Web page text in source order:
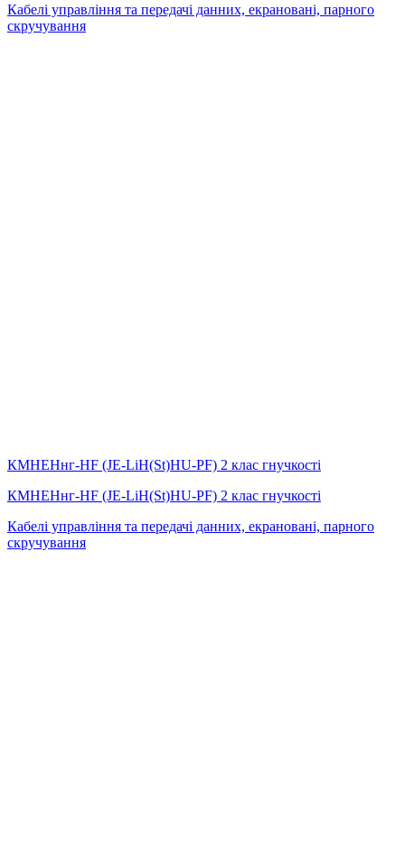
Кабелі управління та передачі данних, екрановані, парного
скручування
КМНЕНнг-HF (JE-LiH(St)НU-PF) 2 клас гнучкості
КМНЕНнг-HF (JE-LiH(St)НU-PF) 2 клас гнучкості
Кабелі управління та передачі данних, екрановані, парного
скручування